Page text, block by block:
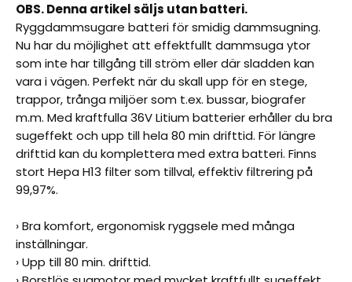
OBS. Denna artikel säljs utan batteri.
Ryggdammsugare batteri för smidig dammsugning.
Nu har du möjlighet att effektfullt dammsuga ytor
som inte har tillgång till ström eller där sladden kan
vara i vägen. Perfekt när du skall upp för en stege,
trappor, trånga miljöer som t.ex. bussar, biografer
m.m. Med kraftfulla 36V Litium batterier erhåller du bra
sugeffekt och upp till hela 80 min drifttid. För längre
drifttid kan du komplettera med extra batteri. Finns
stort Hepa H13 filter som tillval, effektiv filtrering på
99,97%.
› Bra komfort, ergonomisk ryggsele med många
inställningar.
› Upp till 80 min. drifttid.